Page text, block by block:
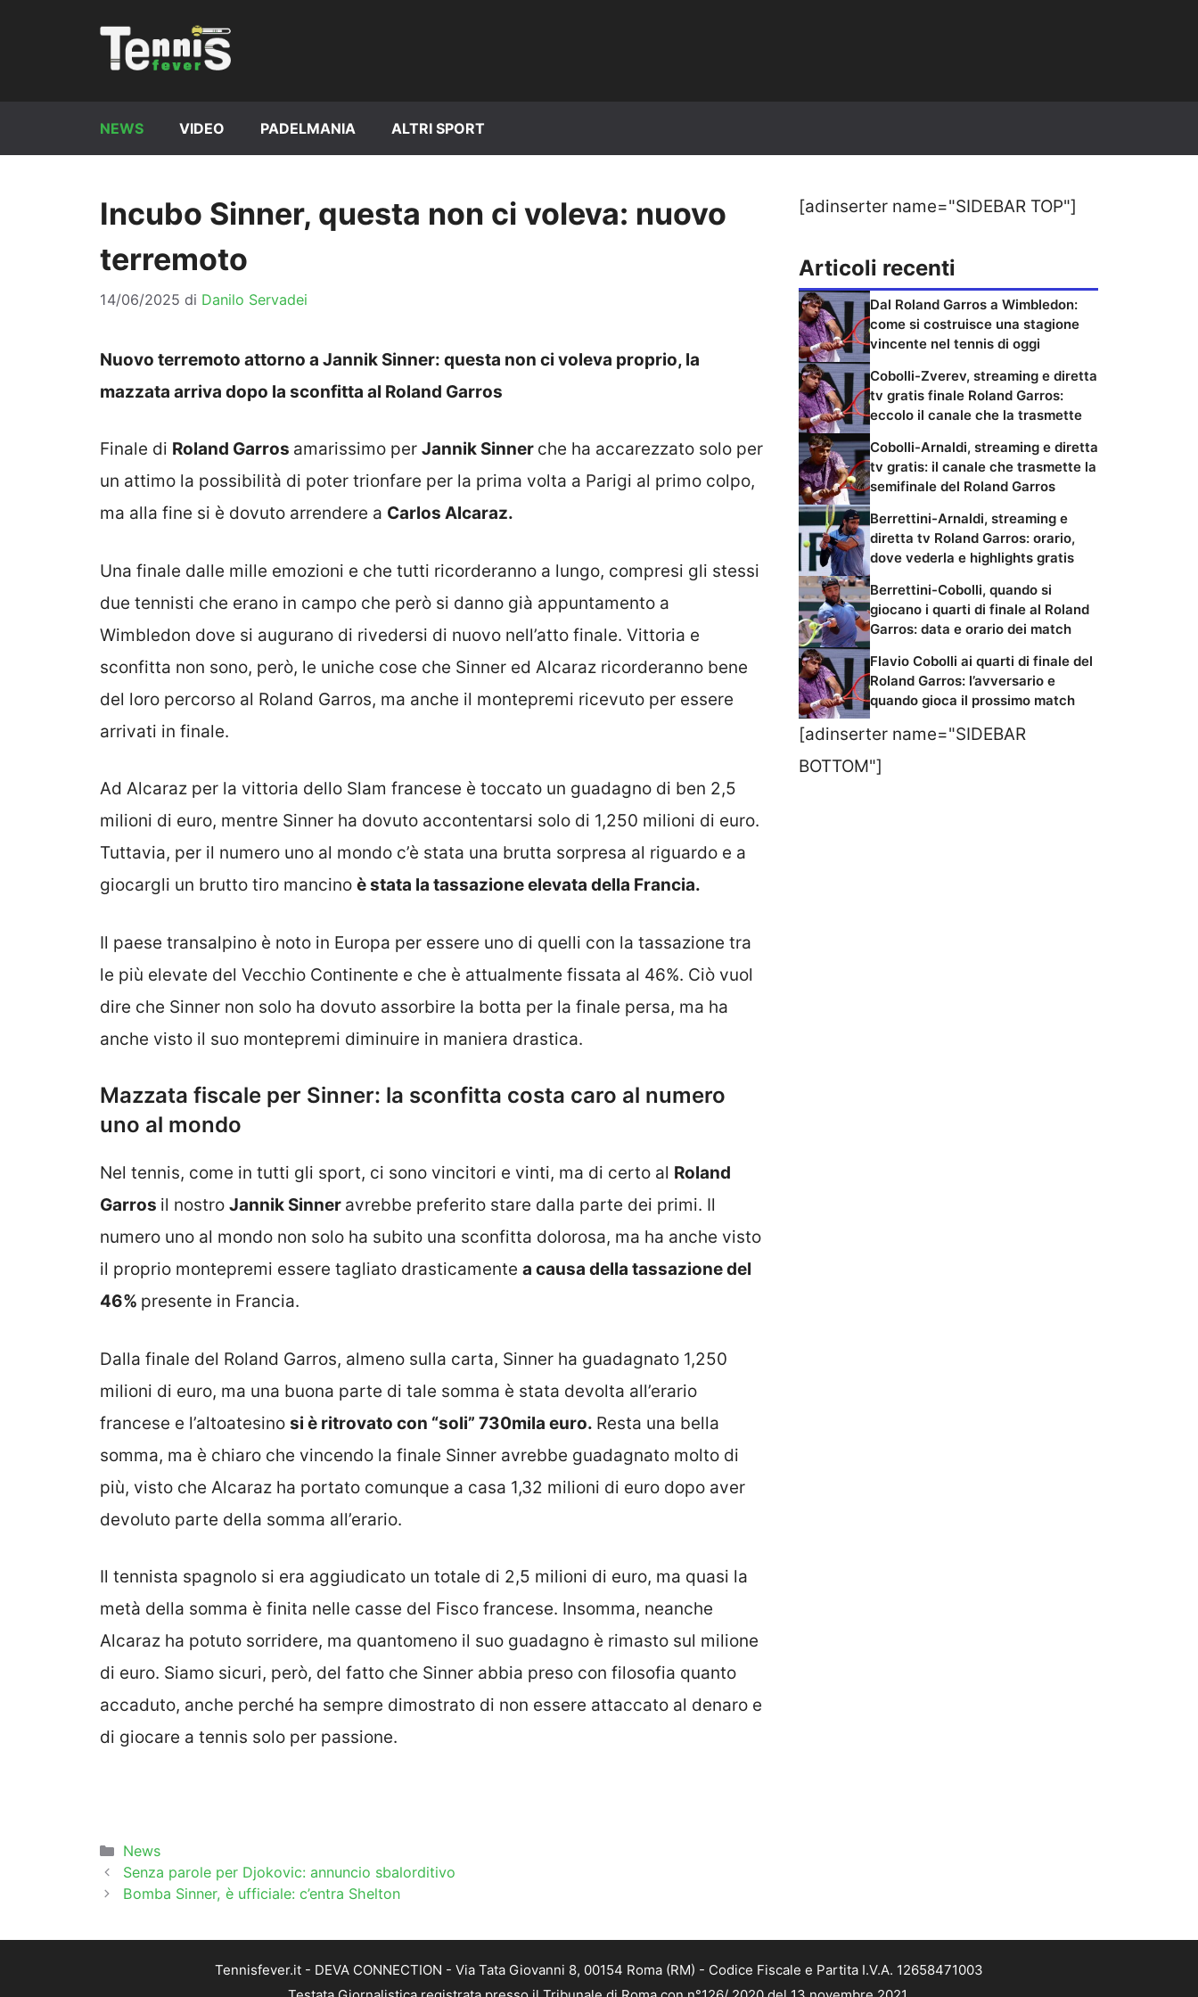
NEWS VIDEO PADELMANIA ALTRI SPORT
Incubo Sinner, questa non ci voleva: nuovo
terremoto
14/06/2025 di Danilo Servadei
Nuovo terremoto attorno a Jannik Sinner: questa non ci voleva proprio, la
mazzata arriva dopo la sconfitta al Roland Garros
Finale di Roland Garros amarissimo per Jannik Sinner che ha accarezzato solo per
un attimo la possibilità di poter trionfare per la prima volta a Parigi al primo colpo,
ma alla fine si è dovuto arrendere a Carlos Alcaraz.
Una finale dalle mille emozioni e che tutti ricorderanno a lungo, compresi gli stessi
due tennisti che erano in campo che però si danno già appuntamento a
Wimbledon dove si augurano di rivedersi di nuovo nell’atto finale. Vittoria e
sconfitta non sono, però, le uniche cose che Sinner ed Alcaraz ricorderanno bene
del loro percorso al Roland Garros, ma anche il montepremi ricevuto per essere
arrivati in finale.
Ad Alcaraz per la vittoria dello Slam francese è toccato un guadagno di ben 2,5
milioni di euro, mentre Sinner ha dovuto accontentarsi solo di 1,250 milioni di euro.
Tuttavia, per il numero uno al mondo c’è stata una brutta sorpresa al riguardo e a
giocargli un brutto tiro mancino è stata la tassazione elevata della Francia.
Il paese transalpino è noto in Europa per essere uno di quelli con la tassazione tra
le più elevate del Vecchio Continente e che è attualmente fissata al 46%. Ciò vuol
dire che Sinner non solo ha dovuto assorbire la botta per la finale persa, ma ha
anche visto il suo montepremi diminuire in maniera drastica.
Mazzata fiscale per Sinner: la sconfitta costa caro al numero
uno al mondo
Nel tennis, come in tutti gli sport, ci sono vincitori e vinti, ma di certo al Roland
Garros il nostro Jannik Sinner avrebbe preferito stare dalla parte dei primi. Il
numero uno al mondo non solo ha subito una sconfitta dolorosa, ma ha anche visto
il proprio montepremi essere tagliato drasticamente a causa della tassazione del
46% presente in Francia.
Dalla finale del Roland Garros, almeno sulla carta, Sinner ha guadagnato 1,250
milioni di euro, ma una buona parte di tale somma è stata devolta all’erario
francese e l’altoatesino si è ritrovato con “soli” 730mila euro. Resta una bella
somma, ma è chiaro che vincendo la finale Sinner avrebbe guadagnato molto di
più, visto che Alcaraz ha portato comunque a casa 1,32 milioni di euro dopo aver
devoluto parte della somma all’erario.
Il tennista spagnolo si era aggiudicato un totale di 2,5 milioni di euro, ma quasi la
metà della somma è finita nelle casse del Fisco francese. Insomma, neanche
Alcaraz ha potuto sorridere, ma quantomeno il suo guadagno è rimasto sul milione
di euro. Siamo sicuri, però, del fatto che Sinner abbia preso con filosofia quanto
accaduto, anche perché ha sempre dimostrato di non essere attaccato al denaro e
di giocare a tennis solo per passione.
Categorie
News
Senza parole per Djokovic: annuncio sbalorditivo
Bomba Sinner, è ufficiale: c’entra Shelton
[adinserter name="SIDEBAR TOP"]
Articoli recenti
Dal Roland Garros a Wimbledon:
come si costruisce una stagione
vincente nel tennis di oggi
Cobolli-Zverev, streaming e diretta
tv gratis finale Roland Garros:
eccolo il canale che la trasmette
Cobolli-Arnaldi, streaming e diretta
tv gratis: il canale che trasmette la
semifinale del Roland Garros
Berrettini-Arnaldi, streaming e
diretta tv Roland Garros: orario,
dove vederla e highlights gratis
Berrettini-Cobolli, quando si
giocano i quarti di finale al Roland
Garros: data e orario dei match
Flavio Cobolli ai quarti di finale del
Roland Garros: l’avversario e
quando gioca il prossimo match
[adinserter name="SIDEBAR
BOTTOM"]
Tennisfever.it - DEVA CONNECTION - Via Tata Giovanni 8, 00154 Roma (RM) - Codice Fiscale e Partita I.V.A. 12658471003